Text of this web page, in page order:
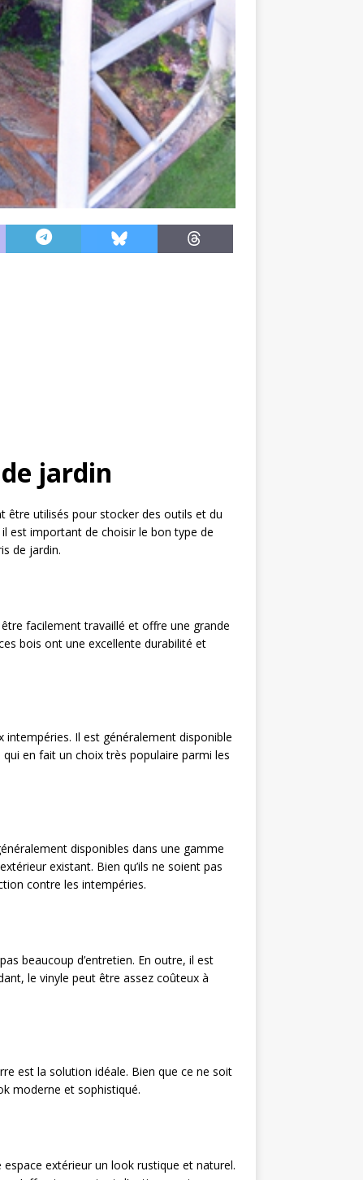
jardin
être utilisés pour stocker des outils et du
est important de choisir le bon type de
de jardin.
facilement travaillé et offre une grande
bois ont une excellente durabilité et
Il est généralement disponible
en fait un choix très populaire parmi les
disponibles dans une gamme
existant. Bien qu’ils ne soient pas
contre les intempéries.
beaucoup d’entretien. En outre, il est
le vinyle peut être assez coûteux à
est la solution idéale. Bien que ce ne soit
moderne et sophistiqué.
extérieur un look rustique et naturel.